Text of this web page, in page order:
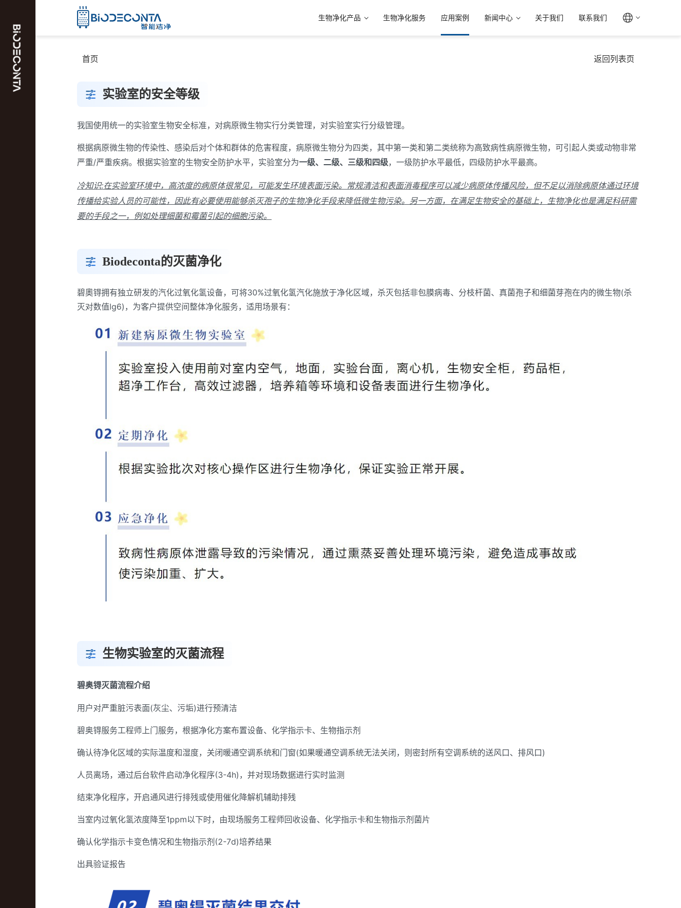
生物净化产品 生物净化服务 应用案例 新闻中心 关于我们 联系我们
首页 返回列表页
实验室的安全等级
我国使用统一的实验室生物安全标准，对病原微生物实行分类管理，对实验室实行分级管理。
根据病原微生物的传染性、感染后对个体和群体的危害程度，病原微生物分为四类，其中第一类和第二类统称为高致病性病原微生物，可引起人类或动物非常
严重/严重疾病。根据实验室的生物安全防护水平，实验室分为一级、二级、三级和四级，一级防护水平最低，四级防护水平最高。
冷知识:在实验室环境中，高浓度的病原体很常见，可能发生环境表面污染。常规清洁和表面消毒程序可以减少病原体传播风险，但不足以消除病原体通过环境
传播给实验人员的可能性，因此有必要使用能够杀灭孢子的生物净化手段来降低微生物污染。另一方面，在满足生物安全的基础上，生物净化也是满足科研需
要的手段之一，例如处理细菌和霉菌引起的细胞污染。
Biodeconta的灭菌净化
碧奧锝拥有独立研发的汽化过氧化氢设备，可将30%过氧化氢汽化施放于净化区域，杀灭包括非包膜病毒、分枝杆菌、真菌孢子和细菌芽孢在内的微生物(杀
灭对数值lg6)，为客户提供空间整体净化服务，适用场景有：
生物实验室的灭菌流程
碧奥锝灭菌流程介绍
用户对严重脏污表面(灰尘、污垢)进行预清洁
碧奥锝服务工程师上门服务，根据净化方案布置设备、化学指示卡、生物指示剂
确认待净化区域的实际温度和湿度，关闭暖通空调系统和门窗(如果暖通空调系统无法关闭，则密封所有空调系统的送风口、排风口)
人员离场，通过后台软件启动净化程序(3-4h)，并对现场数据进行实时监测
结束净化程序，开启通风进行排残或使用催化降解机辅助排残
当室内过氧化氢浓度降至1ppm以下时，由现场服务工程师回收设备、化学指示卡和生物指示剂菌片
确认化学指示卡变色情况和生物指示剂(2-7d)培养结果
出具验证报告